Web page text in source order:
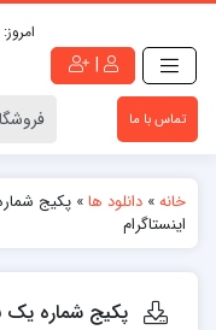
امروز:
|
تماس با ما
خانه» دانلود ها»
اینستاگرام